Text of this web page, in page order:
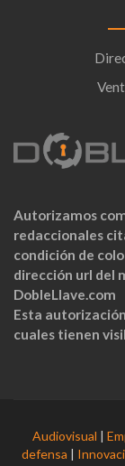
Autorizamos
redaccionales
condición de
dirección url del
DobleLlave.com
Esta
cuales tienen
Audiovisual |
defensa |